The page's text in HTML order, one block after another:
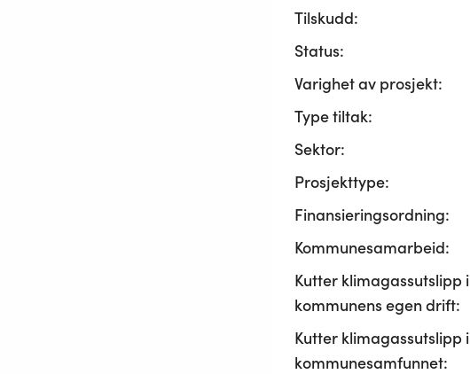
Tilskudd:
Status:
Varighet av prosjekt:
Type tiltak:
Sektor:
Prosjekttype:
Finansieringsordning:
Kommunesamarbeid:
Kutter klimagassutslipp i
kommunens egen drift:
Kutter klimagassutslipp i
kommunesamfunnet: